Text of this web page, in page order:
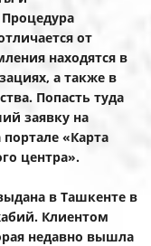
от
находятся в
а также в
Попасть туда
заявку на
«Карта
центра».
в Ташкенте в
Клиентом
недавно вышла